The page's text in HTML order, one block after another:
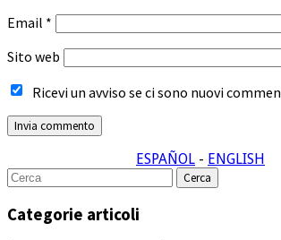
Email *
Sito web
Ricevi un avviso se ci sono nuovi
ESPAÑOL - ENGLISH
Cerca
per:
Categorie articoli